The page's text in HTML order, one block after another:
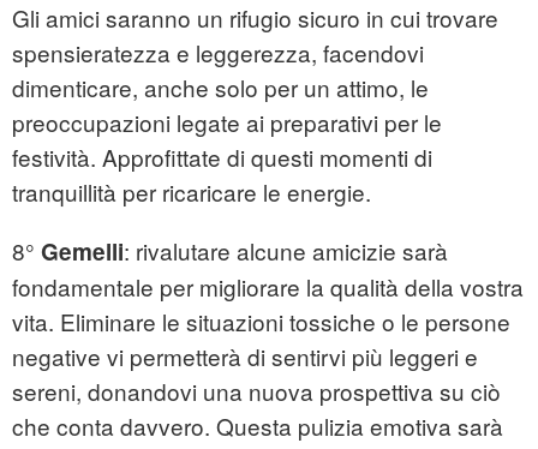
Gli amici saranno un rifugio sicuro in cui trovare
spensieratezza e leggerezza, facendovi
dimenticare, anche solo per un attimo, le
preoccupazioni legate ai preparativi per le
festività. Approfittate di questi momenti di
tranquillità per ricaricare le energie.
8° Gemelli: rivalutare alcune amicizie sarà
fondamentale per migliorare la qualità della vostra
vita. Eliminare le situazioni tossiche o le persone
negative vi permetterà di sentirvi più leggeri e
sereni, donandovi una nuova prospettiva su ciò
che conta davvero. Questa pulizia emotiva sarà